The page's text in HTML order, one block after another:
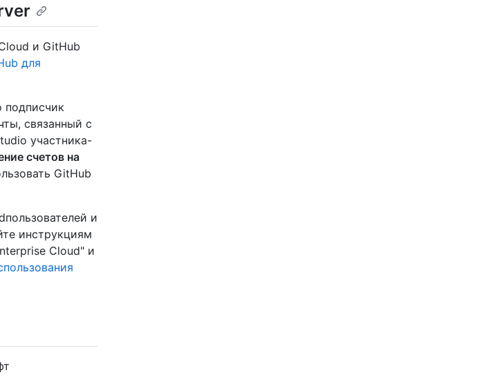
и GitHub
для
подписчик
связанный с
участника-
счетов на
GitHub
и
инструкциям
Cloud" и